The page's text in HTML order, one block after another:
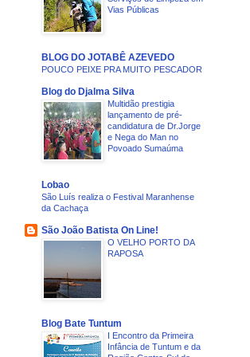
Vias Públicas
BLOG DO JOTABÊ AZEVEDO
POUCO PEIXE PRA MUITO PESCADOR
Blog do Djalma Silva
Multidão prestigia
lançamento de pré-
candidatura de Dr.Jorge
e Nega do Man no
Povoado Sumaúma
Lobao
São Luís realiza o Festival Maranhense
da Cachaça
São João Batista On Line!
O VELHO PORTO DA
RAPOSA
Blog Bate Tuntum
I Encontro da Primeira
Infância de Tuntum e da